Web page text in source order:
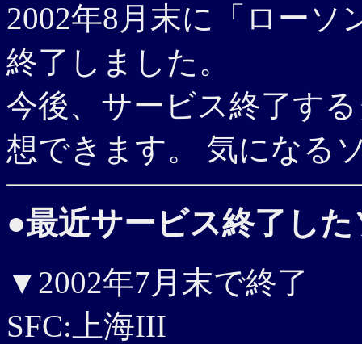
2002年8月末に「ロー
終了しました。
今後、サービス終了す
想できます。 気になる
●最近サービス終了し
▼2002年7月末で終了
SFC:上海III